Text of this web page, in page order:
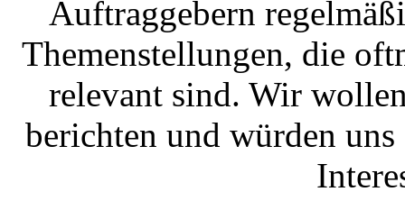
Auftraggebern
Themenstellungen, die
relevant sind. Wir
berichten und würden